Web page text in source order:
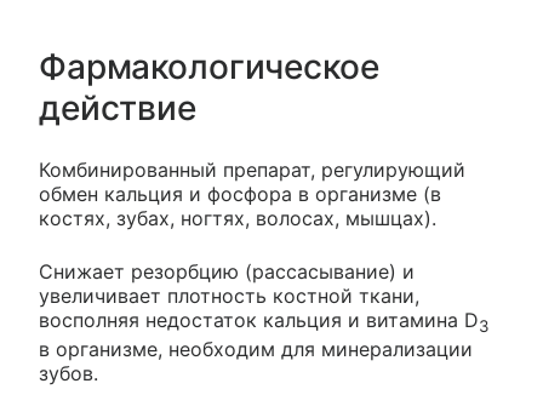
Фармакологическое
действие
Комбинированный препарат, регулирующий
обмен кальция и фосфора в организме (в
костях, зубах, ногтях, волосах, мышцах).
Снижает резорбцию (рассасывание) и
увеличивает плотность костной ткани,
восполняя недостаток кальция и витамина D3
в организме, необходим для минерализации
зубов.